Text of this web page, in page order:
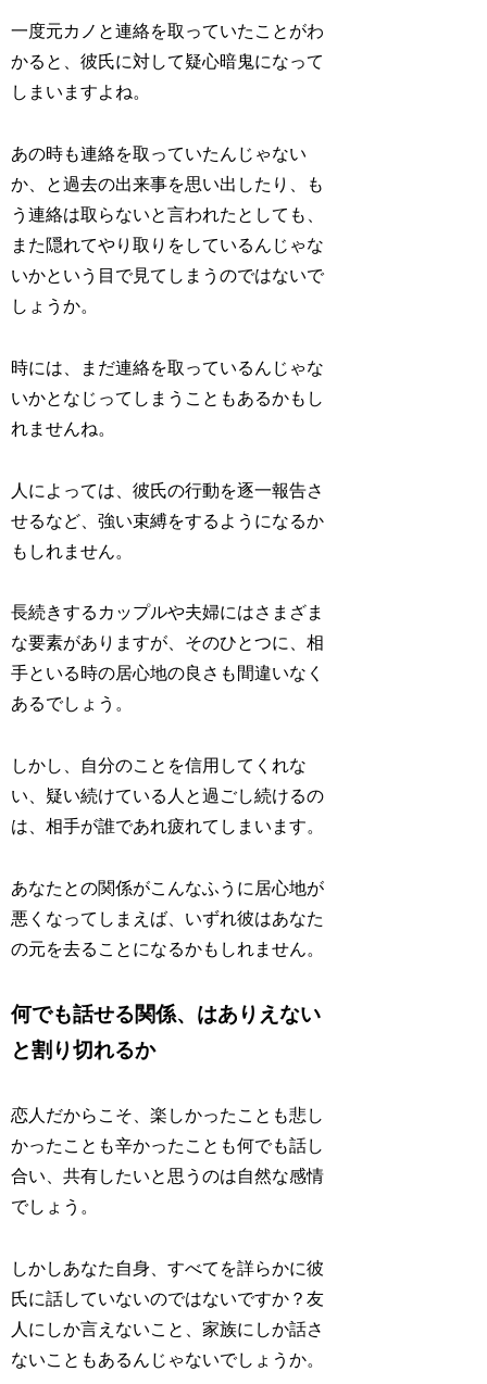
一度元カノと連絡を取っていたことがわ
かると、彼氏に対して疑心暗鬼になって
しまいますよね。
あの時も連絡を取っていたんじゃない
か、と過去の出来事を思い出したり、も
う連絡は取らないと言われたとしても、
また隠れてやり取りをしているんじゃな
いかという目で見てしまうのではないで
しょうか。
時には、まだ連絡を取っているんじゃな
いかとなじってしまうこともあるかもし
れませんね。
人によっては、彼氏の行動を逐一報告さ
せるなど、強い束縛をするようになるか
もしれません。
長続きするカップルや夫婦にはさまざま
な要素がありますが、そのひとつに、相
手といる時の居心地の良さも間違いなく
あるでしょう。
しかし、自分のことを信用してくれな
い、疑い続けている人と過ごし続けるの
は、相手が誰であれ疲れてしまいます。
あなたとの関係がこんなふうに居心地が
悪くなってしまえば、いずれ彼はあなた
の元を去ることになるかもしれません。
何でも話せる関係、はありえない
と割り切れるか
恋人だからこそ、楽しかったことも悲し
かったことも辛かったことも何でも話し
合い、共有したいと思うのは自然な感情
でしょう。
しかしあなた自身、すべてを詳らかに彼
氏に話していないのではないですか？友
人にしか言えないこと、家族にしか話さ
ないこともあるんじゃないでしょうか。